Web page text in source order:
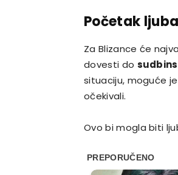
Početak
Za Blizance će
dovesti do
situaciju, moguće
očekivali.
Ovo bi mogla biti